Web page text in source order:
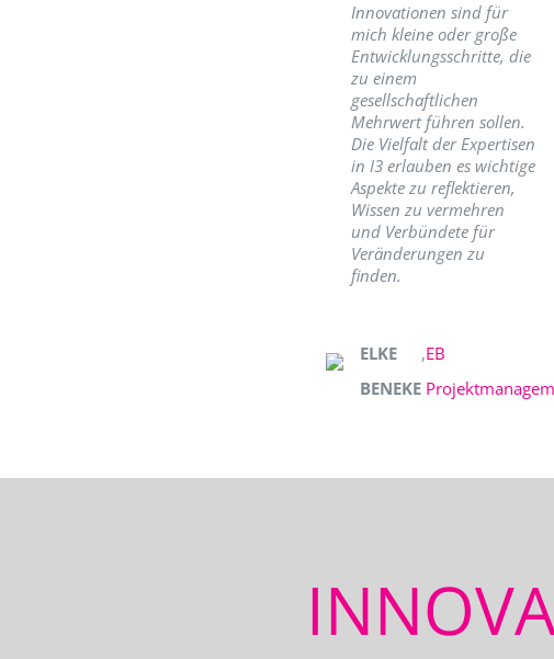
Innovationen sind für
mich kleine oder große
Entwicklungsschritte, die
zu einem
gesellschaftlichen
Mehrwert führen sollen.
Die Vielfalt der Expertisen
in I3 erlauben es wichtige
Aspekte zu reflektieren,
Wissen zu vermehren
und Verbündete für
Veränderungen zu
finden.
ELKE
BENEKE
,EB